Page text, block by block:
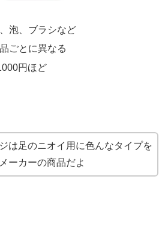
泡、ブラシなど
ごとに異なる
円ほど
は足のニオイ用に色んなタイプを
ーカーの商品だよ